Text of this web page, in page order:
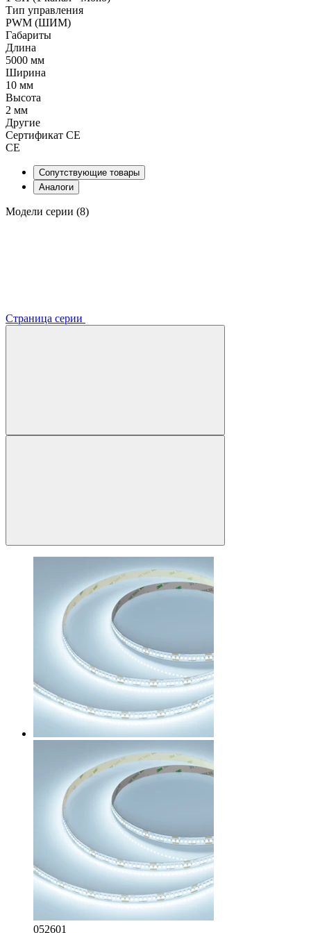
Тип управления
PWM (ШИМ)
Габариты
Длина
5000 мм
Ширина
10 мм
Высота
2 мм
Другие
Сертификат CE
CE
Сопутствующие товары
Аналоги
Модели серии (8)
Страница серии
052601